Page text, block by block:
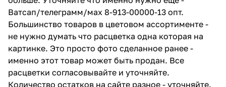
Ватсап/телеграмм/мах 8-913-00000-13 опт.
Большинство товаров в цветовом ассортименте -
не нужно думать что расцветка одна которая на
картинке. Это просто фото сделанное ранее -
именно этот товар может быть продан. Все
расцветки согласовывайте и уточняйте.
Количество остатков на сайте разное - уточняйте.